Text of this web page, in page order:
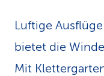
Luftige
bietet die
Mit